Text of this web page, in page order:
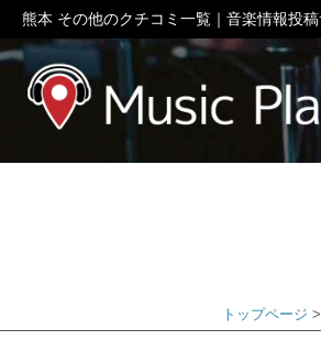
熊本 その他のクチコミ一覧｜音楽情報投
トップページ